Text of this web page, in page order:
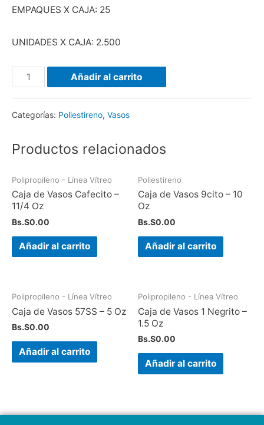
EMPAQUES X CAJA: 25
UNIDADES X CAJA: 2.500
Añadir al carrito
Categorías: Poliestireno, Vasos
Productos relacionados
Polipropileno - Línea Vítreo
Caja de Vasos Cafecito –
11/4 Oz
Bs.S0.00
Añadir al carrito
Poliestireno
Caja de Vasos 9cito – 10
Oz
Bs.S0.00
Añadir al carrito
Polipropileno - Línea Vítreo
Caja de Vasos 57SS – 5 Oz
Bs.S0.00
Añadir al carrito
Polipropileno - Línea Vítreo
Caja de Vasos 1 Negrito –
1.5 Oz
Bs.S0.00
Añadir al carrito